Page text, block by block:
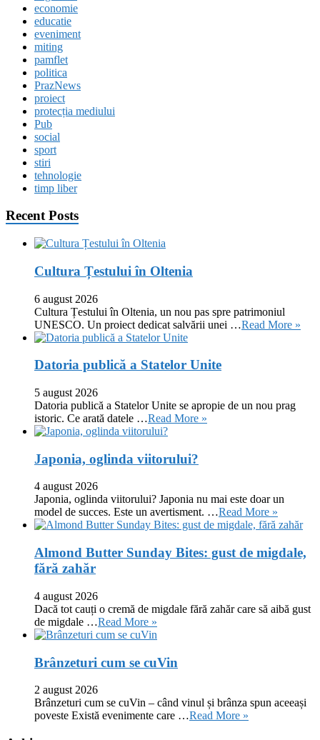
economie
educatie
eveniment
miting
pamflet
politica
PrazNews
proiect
protecția mediului
Pub
social
sport
stiri
tehnologie
timp liber
Recent Posts
Cultura Țestului în Oltenia
6 august 2026
Cultura Țestului în Oltenia, un nou pas spre patrimoniul
UNESCO. Un proiect dedicat salvării unei …Read More »
Datoria publică a Statelor Unite
5 august 2026
Datoria publică a Statelor Unite se apropie de un nou prag
istoric. Ce arată datele …Read More »
Japonia, oglinda viitorului?
4 august 2026
Japonia, oglinda viitorului? Japonia nu mai este doar un
model de succes. Este un avertisment. …Read More »
Almond Butter Sunday Bites: gust de migdale,
fără zahăr
4 august 2026
Dacă tot cauți o cremă de migdale fără zahăr care să aibă gust
de migdale …Read More »
Brânzeturi cum se cuVin
2 august 2026
Brânzeturi cum se cuVin – când vinul și brânza spun aceeași
poveste Există evenimente care …Read More »